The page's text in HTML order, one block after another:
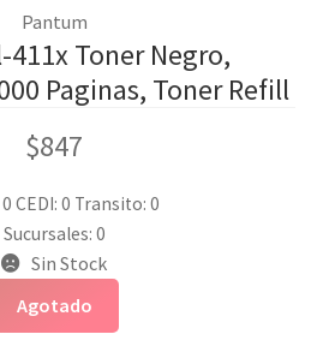
Pantum
Toner Negro,
Paginas, Toner Refill
$847
CEDI: 0 Transito: 0
Sucursales: 0
Sin Stock
Agotado